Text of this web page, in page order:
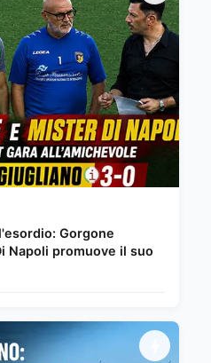
Gorgone
Napoli promuove il suo